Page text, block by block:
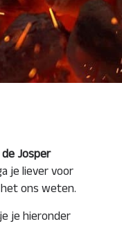
Josper
je liever voor
ons weten.
je hieronder